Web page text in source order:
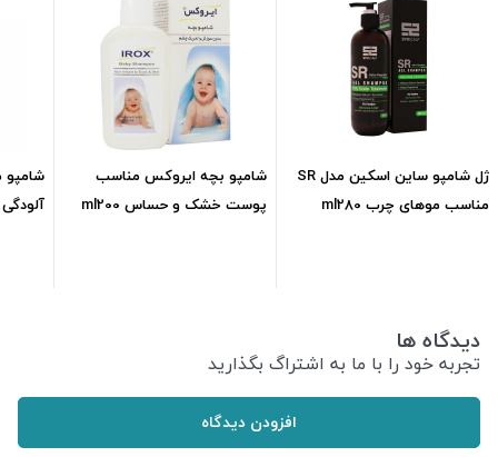
ژل شامپو ساین اسکین مدل SR
مناسب موهای چرب ml280
شامپو بچه ایروکس مناسب
پوست خشک و حساس ml200
شامپو
دیدگاه ها
تجربه خود را با ما به اشتراگ بگذارید
افزودن دیدگاه